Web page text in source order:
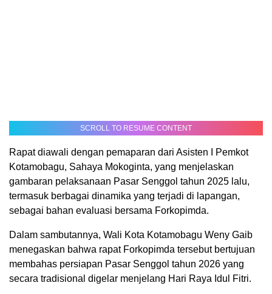
SCROLL TO RESUME CONTENT
Rapat diawali dengan pemaparan dari Asisten I Pemkot
Kotamobagu, Sahaya Mokoginta, yang menjelaskan
gambaran pelaksanaan Pasar Senggol tahun 2025 lalu,
termasuk berbagai dinamika yang terjadi di lapangan,
sebagai bahan evaluasi bersama Forkopimda.
Dalam sambutannya, Wali Kota Kotamobagu Weny Gaib
menegaskan bahwa rapat Forkopimda tersebut bertujuan
membahas persiapan Pasar Senggol tahun 2026 yang
secara tradisional digelar menjelang Hari Raya Idul Fitri.